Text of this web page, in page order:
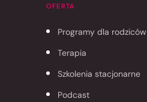
OFERTA
Programy dla rodziców
Terapia
Szkolenia stacjonarne
Podcast